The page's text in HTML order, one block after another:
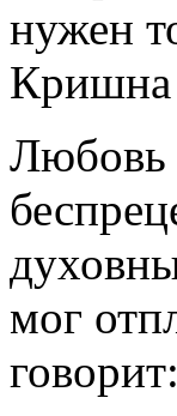
нужен
Кришна
Любовь
мог
говорит: